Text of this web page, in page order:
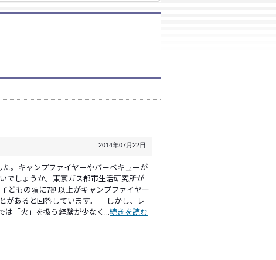
2014年07月22日
。キャンプファイヤーやバーベキューが
でしょうか。東京ガス都市生活研究所が
どもの頃に7割以上がキャンプファイヤー
があると回答しています。 しかし、レ
は「火」を扱う経験が少なく...続きを読む